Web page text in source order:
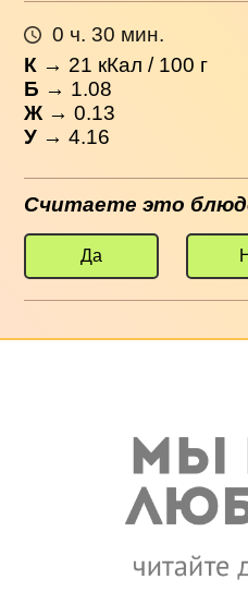
0 ч. 30 мин.
К → 21 кКал / 100 г
Б → 1.08
Ж → 0.13
У → 4.16
Считаете это
Да